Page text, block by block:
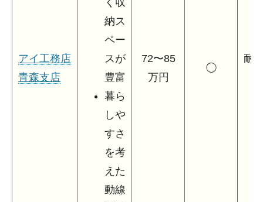
アイ工務店
青森支店
く収
納ス
ペー
スが
豊富
暮ら
しや
すさ
を考
えた
動線
72〜85
万円
◯
耐